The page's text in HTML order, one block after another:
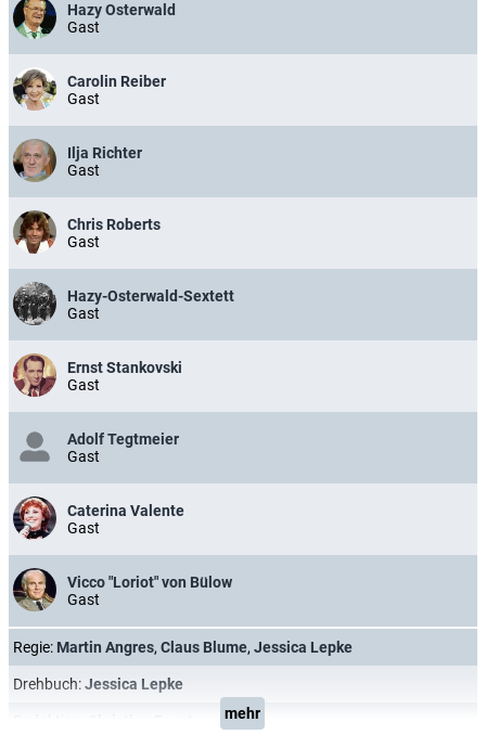
Hazy Osterwald
Gast
Carolin Reiber
Gast
Ilja Richter
Gast
Chris Roberts
Gast
Hazy-Osterwald-Sextett
Gast
Ernst Stankovski
Gast
Adolf Tegtmeier
Gast
Caterina Valente
Gast
Vicco "Loriot" von Bülow
Gast
Regie: Martin Angres, Claus Blume, Jessica Lepke
Drehbuch:Jessica Lepke
mehr